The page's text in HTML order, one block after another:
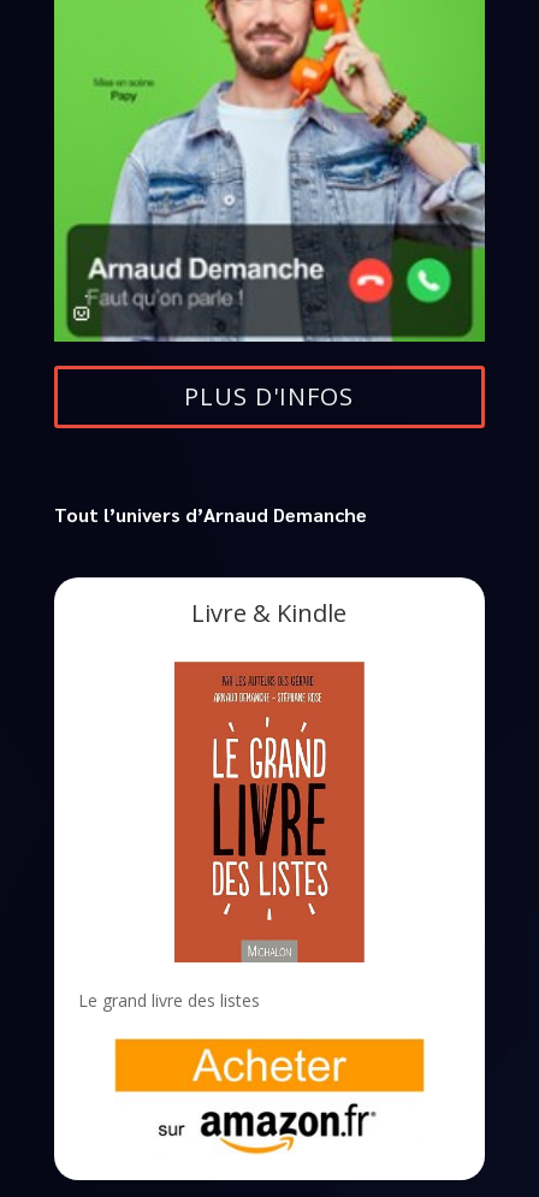
PLUS D'INFOS
Tout l’univers d’Arnaud Demanche
Livre & Kindle
Le grand livre des listes